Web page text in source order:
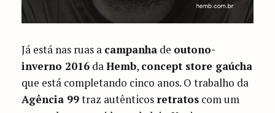
Já está nas ruas a campanha de outono-
inverno 2016 daHemb, concept store gaúcha
que está completando cinco anos. O trabalho da
Agência 99traz autênticos retratos com um